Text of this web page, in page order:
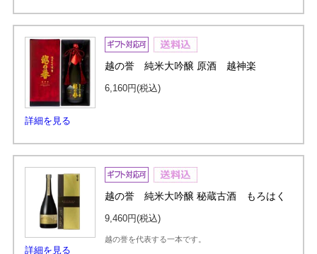
詳細を見る
越の誉 純米大吟醸 原酒 越神楽
6,160円(税込)
詳細を見る
越の誉 純米大吟醸 秘蔵古酒 もろはく
9,460円(税込)
越の誉を代表する一本です。